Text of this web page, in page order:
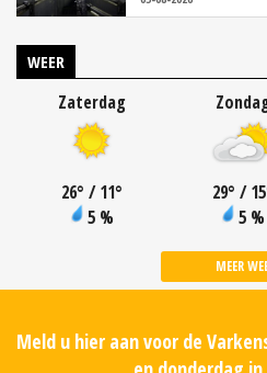
WEER
Zaterdag
26° / 11°
5 %
29° / 15
5 %
MEER
Meld u hier aan voor de